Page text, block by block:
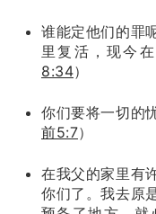
谁能定他们的罪
里复活，现今
8:34）
你们要将一切的
前5:7）
在我父的家里有
你们了。我去原